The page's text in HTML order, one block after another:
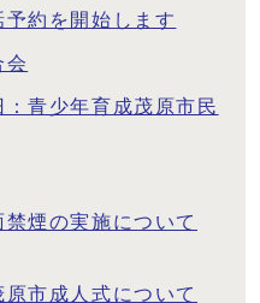
約を開始します
会
青少年育成茂原市民
煙の実施について
市成人式について